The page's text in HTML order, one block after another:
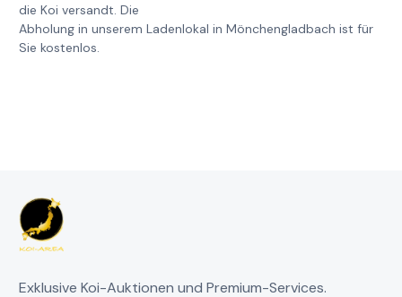
die Koi versandt. Die
Abholung in unserem Ladenlokal in Mönchengladbach ist für
Sie kostenlos.
Exklusive Koi-Auktionen und Premium-Services.